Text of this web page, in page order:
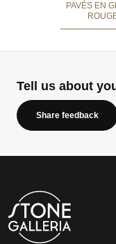
PAVÉS EN
Tell us about
Share feedback